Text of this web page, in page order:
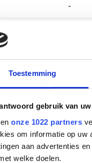
Toestemming
gebruik van
onze 1022 partners
om informatie op uw
aan advertenties
welke doelen.
-